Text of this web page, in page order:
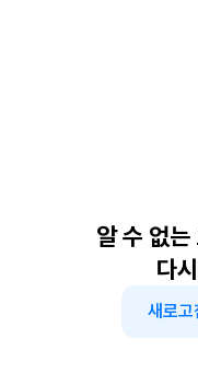
알 수 없
다
새로고